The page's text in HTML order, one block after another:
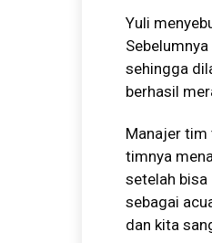
Yuli
sehingga
berhasil
Manajer tim
timnya
setelah bisa
sebagai
dan kita